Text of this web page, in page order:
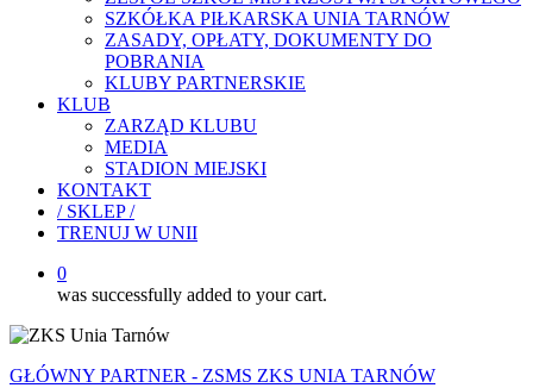
SZKÓŁKA PIŁKARSKA UNIA TARNÓW
ZASADY, OPŁATY, DOKUMENTY DO
POBRANIA
KLUBY PARTNERSKIE
KLUB
ZARZĄD KLUBU
MEDIA
STADION MIEJSKI
KONTAKT
/ SKLEP /
TRENUJ W UNII
0
was successfully added to your cart.
GŁÓWNY PARTNER - ZSMS ZKS UNIA TARNÓW